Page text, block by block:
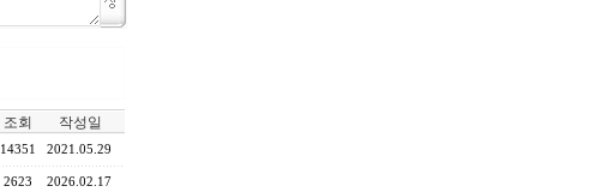
조회
작성일
14351 2021.05.29
2623 2026.02.17